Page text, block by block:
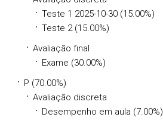
Teste 1 2025-10-30 (15.00%)
Teste 2 (15.00%)
Avaliação final
Exame (30.00%)
P (70.00%)
Avaliação discreta
Desempenho em aula (7.00%)